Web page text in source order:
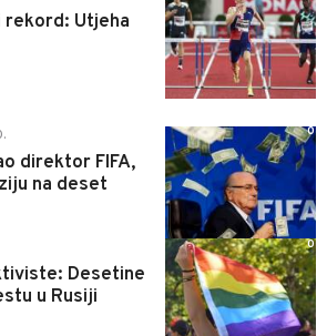
Utjeha
direktor FIFA,
na deset
0
Desetine
u Rusiji
0